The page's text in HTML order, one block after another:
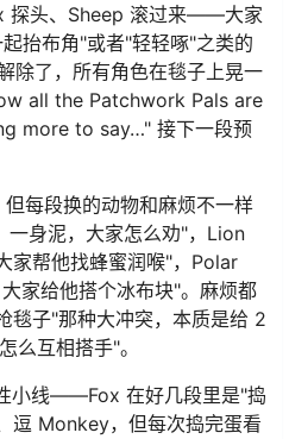
探头、Sheep 滚过来——大家
抬布角"或者"轻轻啄"之类的
除了，所有角色在毯子上晃一
all the Patchwork Pals are
more to say…" 接下一段预
每段换的动物和麻烦不一样
身泥，大家怎么劝"，Lion
家帮他找蜂蜜润喉"，Polar
家给他搭个冰布块"。麻烦都
毯子"那种大冲突，本质是给 2
么互相搭手"。
小线——Fox 在好几段里是"捣
逗 Monkey，但每次捣完蛋看